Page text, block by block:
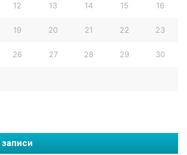
12 13 14 15 16
19 20 21 22 23
26 27 28 29 30